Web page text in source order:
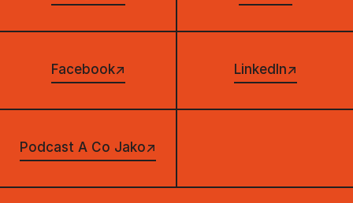
Facebook↗ LinkedIn↗
Podcast A Co Jako↗